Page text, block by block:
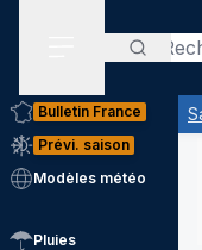
Bulletin France
Prévi. saison
Modèles météo
Pluies